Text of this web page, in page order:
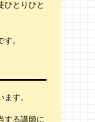
ひとりひと
。
ます。
する講師に